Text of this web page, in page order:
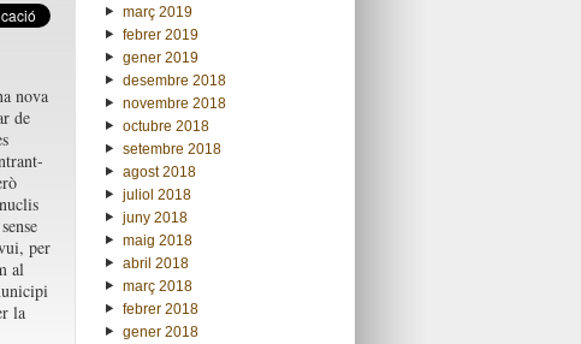
nova
de
per
al
la
març 2019
febrer 2019
gener 2019
desembre 2018
novembre 2018
octubre 2018
setembre 2018
agost 2018
juliol 2018
juny 2018
maig 2018
abril 2018
març 2018
febrer 2018
gener 2018